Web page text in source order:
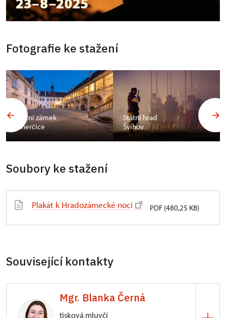
Fotografie ke stažení
Státní zámek
Uherčice
Státní hrad
Švihov
Soubory ke stažení
Plakát k Hradozámecké noci PDF (480,25 KB)
Související kontakty
Mgr. Blanka Černá
tisková mluvčí